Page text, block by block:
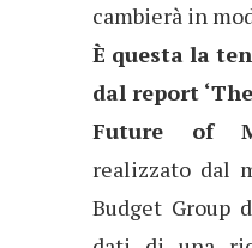
cambierà in
È questa la
dal report
Future of
realizzato dal
Budget Group